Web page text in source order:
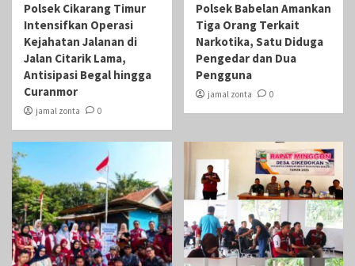
Polsek Cikarang Timur
Intensifkan Operasi
Kejahatan Jalanan di
Jalan Citarik Lama,
Antisipasi Begal hingga
Curanmor
jamal zonta 0
Polsek Babelan Amankan
Tiga Orang Terkait
Narkotika, Satu Diduga
Pengedar dan Dua
Pengguna
jamal zonta 0